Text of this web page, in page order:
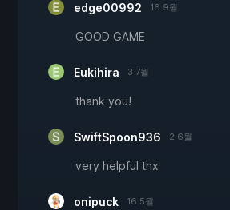
edge00992 16 9월
GOOD GAME
Eukihira 3 7월
thank you!
SwiftSpoon936 2 6월
very helpful thx
onipuck 16 5월